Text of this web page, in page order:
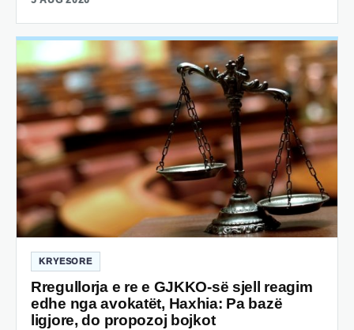
KRYESORE
Rregullorja e re e GJKKO-së sjell reagim
edhe nga avokatët, Haxhia: Pa bazë
ligjore, do propozoj bojkot